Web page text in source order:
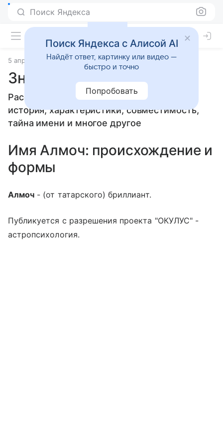
Поиск Яндекса
5 апреля 2010 Значение имени
Значение имени Алмоч
Расскажем, что означает имя Алмоч:
история, характеристики, совместимость,
тайна имени и многое другое
Имя Алмоч: происхождение и
формы
Алмоч - (от татарского) бриллиант.
Публикуется с разрешения проекта "ОКУЛУС" -
астропсихология.
Поиск Яндекса с Алисой AI
Найдёт ответ, картинку или видео —
быстро и точно
Попробовать